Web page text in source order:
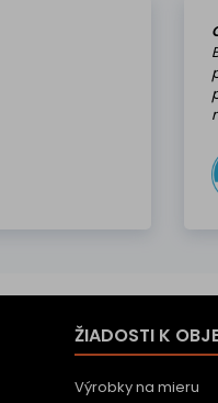
ŽIADOSTI K
Výrobky na mieru